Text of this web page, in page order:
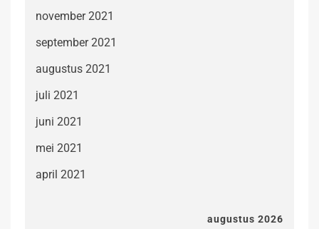
november 2021
september 2021
augustus 2021
juli 2021
juni 2021
mei 2021
april 2021
augustus 2026